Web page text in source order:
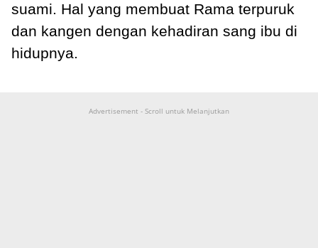
suami. Hal yang membuat Rama terpuruk
dan kangen dengan kehadiran sang ibu di
hidupnya.
Advertisement - Scroll untuk Melanjutkan